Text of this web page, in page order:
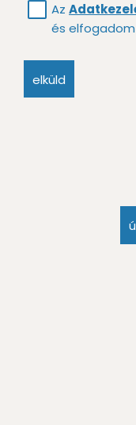
Az
és elfogadom
elküld